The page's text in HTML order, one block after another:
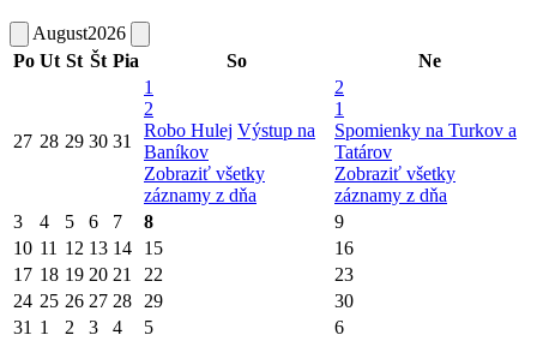
August2026
Po Ut St Št Pia So Ne
27 28 29 30 31
1
2
Robo Hulej Výstup na
Baníkov
Zobraziť všetky
záznamy z dňa
2
1
Spomienky na Turkov a
Tatárov
Zobraziť všetky
záznamy z dňa
3
4 5 6 7 8
9
10 11 12 13 14 15
16
17 18 19 20 21 22
23
24 25 26 27 28 29
30
31 1 2 3 4 5 6